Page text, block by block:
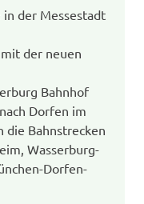
der Messestadt
der neuen
Bahnhof
Dorfen im
die Bahnstrecken
Wasserburg-
Dorfen-